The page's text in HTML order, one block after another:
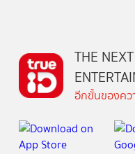
THE
อีกขั้นของคว